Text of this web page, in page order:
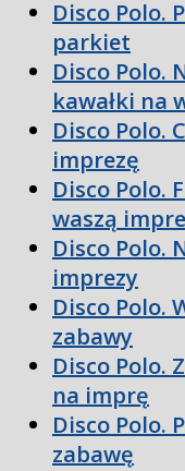
Disco Polo.
parkiet
Disco Polo.
kawałki na
Disco Polo.
imprezę
Disco Polo.
waszą
Disco Polo.
imprezy
Disco Polo.
zabawy
Disco Polo.
na imprę
Disco Polo.
zabawę